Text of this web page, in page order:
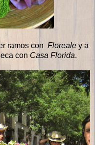
ramos con Floreale y a
con Casa Florida.